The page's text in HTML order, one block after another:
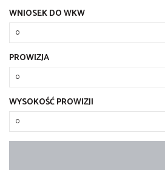
WNIOSEK DO WKW
PROWIZJA
WYSOKOŚĆ PROWIZJI